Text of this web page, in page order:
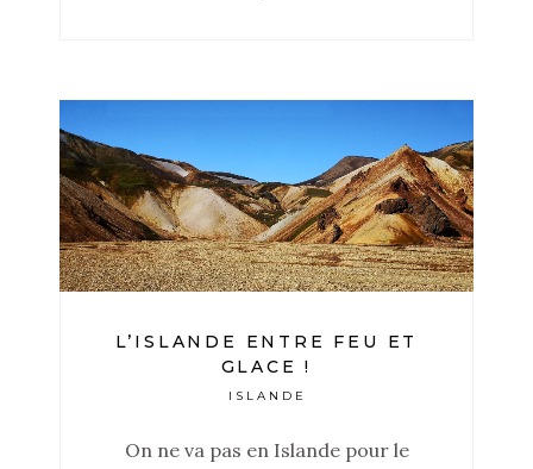
L’ISLANDE ENTRE FEU ET
GLACE !
ISLANDE
On ne va pas en Islande pour le